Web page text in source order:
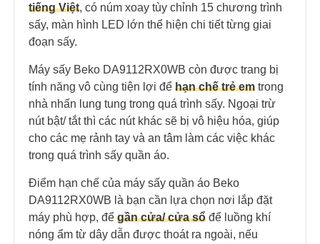
tiếng Việt, có núm xoay tùy chỉnh 15 chương trình
sấy, màn hình LED lớn thể hiện chi tiết từng giai
đoạn sấy.
Máy sấy Beko DA9112RX0WB còn được trang bị
tính năng vô cùng tiện lợi để hạn chế trẻ em trong
nhà nhấn lung tung trong quá trình sấy. Ngoại trừ
nút bật/ tắt thì các nút khác sẽ bị vô hiệu hóa, giúp
cho các mẹ rảnh tay và an tâm làm các việc khác
trong quá trình sấy quần áo.
Điểm hạn chế của máy sấy quần áo Beko
DA9112RX0WB là bạn cần lựa chọn nơi lắp đặt
máy phù hợp, để gần cửa/ cửa sổ để luồng khí
nóng ẩm từ dây dẫn được thoát ra ngoài, nếu